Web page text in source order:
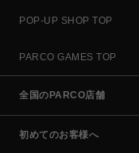
POP-UP SHOP TOP
PARCO GAMES TOP
全国のPARCO店舗
初めてのお客様へ